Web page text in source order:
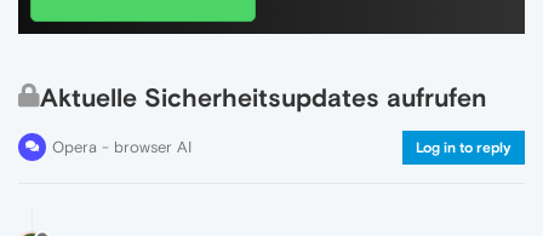
Aktuelle Sicherheitsupdates aufrufen
Opera - browser AI Log in to reply